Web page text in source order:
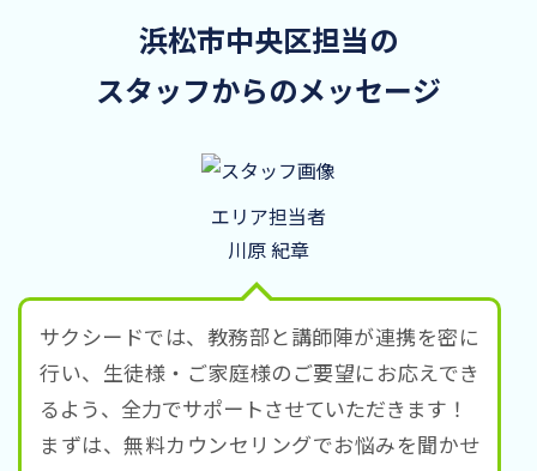
浜松市中央区担当の
スタッフからのメッセージ
エリア担当者
川原 紀章
サクシードでは、教務部と講師陣が連携を密に
行い、生徒様・ご家庭様のご要望にお応えでき
るよう、全力でサポートさせていただきます！
まずは、無料カウンセリングでお悩みを聞かせ